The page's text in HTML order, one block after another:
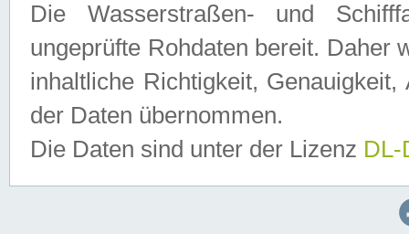
Die Wasserstraßen- und
ungeprüfte Rohdaten bereit. Daher
inhaltliche Richtigkeit,
der Daten übernommen.
Die Daten sind unter der Lizenz